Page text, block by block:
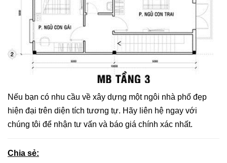
Nếu bạn có nhu cầu về xây dựng một ngôi nhà phố đẹp
hiện đại trên diện tích tương tự. Hãy liên hệ ngay với
chúng tôi để nhận tư vấn và báo giá chính xác nhất.
Chia sẻ: